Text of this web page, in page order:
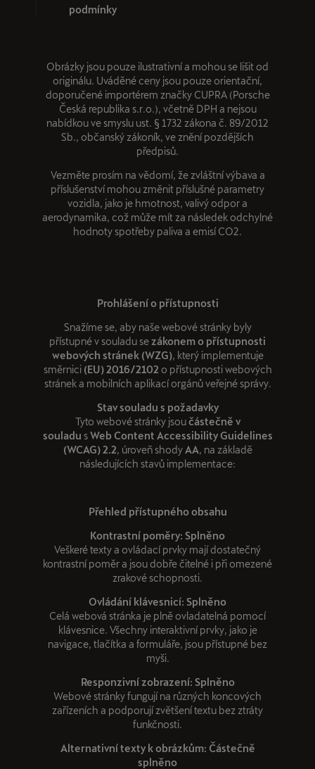
podmínky
Obrázky jsou pouze ilustrativní a mohou se lišit od
originálu. Uváděné ceny jsou pouze orientační,
doporučené importérem značky CUPRA (Porsche
Česká republika s.r.o.), včetně DPH a nejsou
nabídkou ve smyslu ust. § 1732 zákona č. 89/2012
Sb., občanský zákoník, ve znění pozdějších
předpisů.
Vezměte prosím na vědomí, že zvláštní výbava a
příslušenství mohou změnit příslušné parametry
vozidla, jako je hmotnost, valivý odpor a
aerodynamika, což může mít za následek odchylné
hodnoty spotřeby paliva a emisí CO2.
Prohlášení o přístupnosti
Snažíme se, aby naše webové stránky byly
přístupné v souladu sezákonem o přístupnosti
webových stránek (WZG), který implementuje
směrnici (EU) 2016/2102 o přístupnosti webových
stránek a mobilních aplikací orgánů veřejné správy.
Stav souladu s požadavky
Tyto webové stránky jsoučástečně v
souladu sWeb Content Accessibility Guidelines
(WCAG) 2.2, úroveň shodyAA, na základě
následujících stavů implementace:
Přehled přístupného obsahu
Kontrastní poměry: Splněno
Veškeré texty a ovládací prvky mají dostatečný
kontrastní poměr a jsou dobře čitelné i při omezené
zrakové schopnosti.
Ovládání klávesnicí: Splněno
Celá webová stránka je plně ovladatelná pomocí
klávesnice. Všechny interaktivní prvky, jako je
navigace, tlačítka a formuláře, jsou přístupné bez
myši.
Responzivní zobrazení: Splněno
Webové stránky fungují na různých koncových
zařízeních a podporují zvětšení textu bez ztráty
funkčnosti.
Alternativní texty k obrázkům: Částečně
splněno